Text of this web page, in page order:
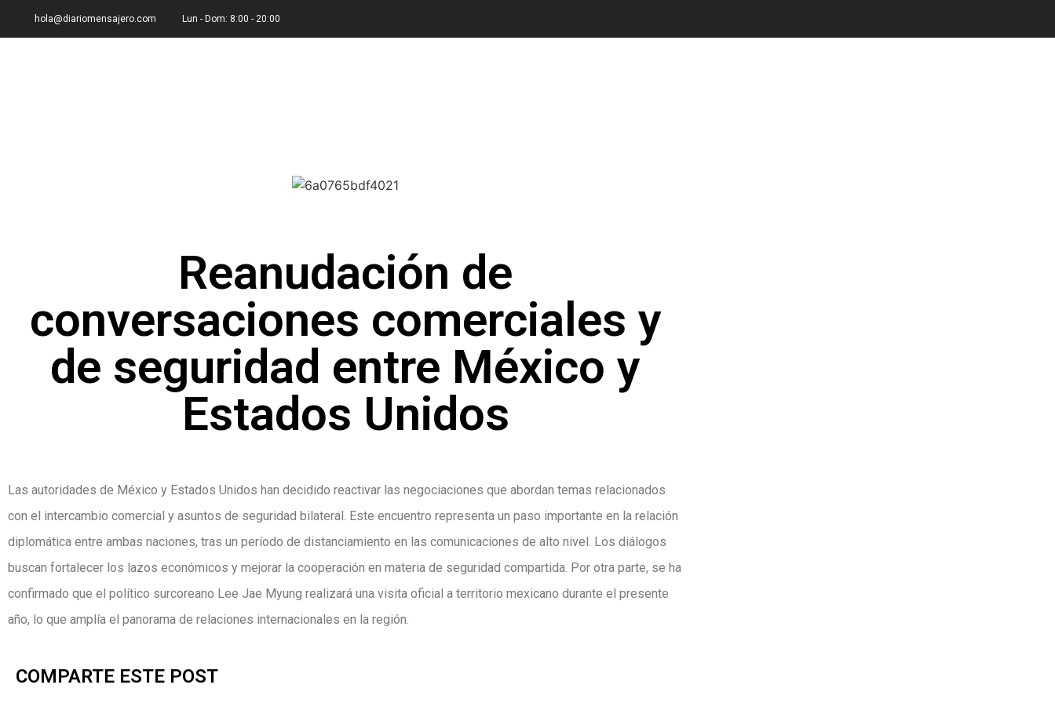
hola@diariomensajero.com Lun - Dom: 8:00 - 20:00
Reanudación de
conversaciones comerciales y
de seguridad entre México y
Estados Unidos
Las autoridades de México y Estados Unidos han decidido reactivar las negociaciones que abordan temas relacionados
con el intercambio comercial y asuntos de seguridad bilateral. Este encuentro representa un paso importante en la relación
diplomática entre ambas naciones, tras un período de distanciamiento en las comunicaciones de alto nivel. Los diálogos
buscan fortalecer los lazos económicos y mejorar la cooperación en materia de seguridad compartida. Por otra parte, se ha
confirmado que el político surcoreano Lee Jae Myung realizará una visita oficial a territorio mexicano durante el presente
año, lo que amplía el panorama de relaciones internacionales en la región.
COMPARTE ESTE POST